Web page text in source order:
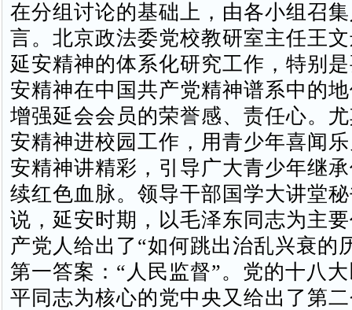
在分组讨论的基础上，由各小组召
言。北京政法委党校教研室主任王
延安精神的体系化研究工作，特别
安精神在中国共产党精神谱系中的
增强延会会员的荣誉感、责任心。
安精神进校园工作，用青少年喜闻
安精神讲精彩，引导广大青少年继
续红色血脉。领导干部国学大讲堂
说，延安时期，以毛泽东同志为主
产党人给出了“如何跳出治乱兴衰的
第一答案：“人民监督”。党的十八
平同志为核心的党中央又给出了第